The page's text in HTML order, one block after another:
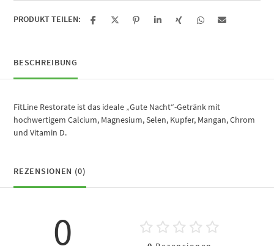
PRODUKT TEILEN:
BESCHREIBUNG
FitLine Restorate ist das ideale „Gute Nacht“-Getränk mit
hochwertigem Calcium, Magnesium, Selen, Kupfer, Mangan, Chrom
und Vitamin D.
REZENSIONEN (0)
0